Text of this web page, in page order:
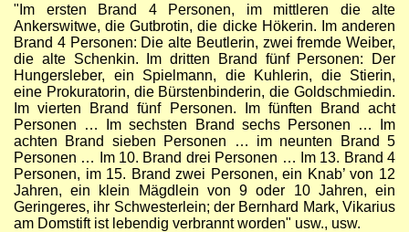
"Im ersten Brand 4 Personen, im mittleren die alte
Ankerswitwe, die Gutbrotin, die dicke Hökerin. Im anderen
Brand 4 Personen: Die alte Beutlerin, zwei fremde Weiber,
die alte Schenkin. Im dritten Brand fünf Personen: Der
Hungersleber, ein Spielmann, die Kuhlerin, die Stierin,
eine Prokuratorin, die Bürstenbinderin, die Goldschmiedin.
Im vierten Brand fünf Personen. Im fünften Brand acht
Personen … Im sechsten Brand sechs Personen … Im
achten Brand sieben Personen … im neunten Brand 5
Personen … Im 10. Brand drei Personen … Im 13. Brand 4
Personen, im 15. Brand zwei Personen, ein Knab’ von 12
Jahren, ein klein Mägdlein von 9 oder 10 Jahren, ein
Geringeres, ihr Schwesterlein; der Bernhard Mark, Vikarius
am Domstift ist lebendig verbrannt worden" usw., usw.